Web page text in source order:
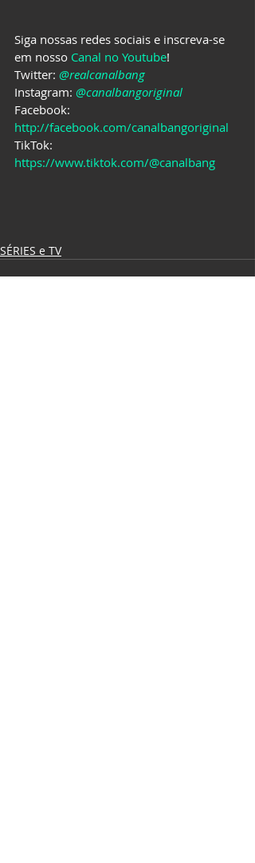
Siga nossas redes sociais e inscreva-se
em nosso Canal no Youtube!
Twitter: @realcanalbang
Instagram: @canalbangoriginal
http://facebook.com/canalbangoriginal
https://www.tiktok.com/@canalbang
SÉRIES e TV